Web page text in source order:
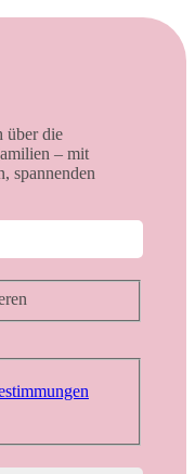
über die
– mit
spannenden